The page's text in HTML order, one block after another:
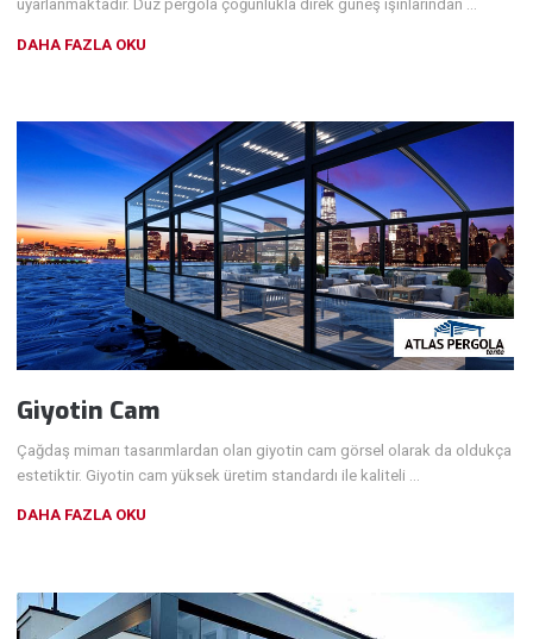
uyarlanmaktadır. Düz pergola çoğunlukla direk güneş ışınlarından …
DAHA FAZLA OKU
Giyotin Cam
Çağdaş mimarı tasarımlardan olan giyotin cam görsel olarak da oldukça
estetiktir. Giyotin cam yüksek üretim standardı ile kaliteli …
DAHA FAZLA OKU